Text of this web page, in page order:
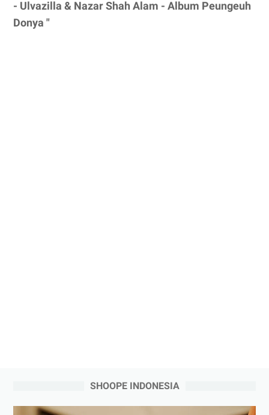
- Ulvazilla & Nazar Shah Alam - Album Peungeuh
Donya "
SHOOPE INDONESIA